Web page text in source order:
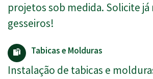
projetos sob medida. Solicite já
gesseiros!
Tabicas e Molduras
Instalação de tabicas e